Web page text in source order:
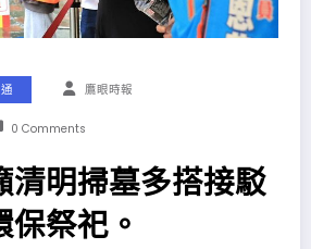
鷹眼時報
0 Comments
清明掃墓多搭接駁
祭祀。